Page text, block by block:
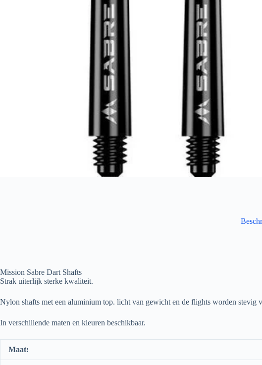
Mission Sabre Dart Shafts
Strak uiterlijk sterke kwaliteit.
Nylon shafts met een aluminium top. licht van gewicht en de flights worden stevig
In verschillende maten en kleuren beschikbaar.
Maat: